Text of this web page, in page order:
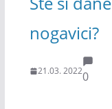
nogavici?
21.03. 20220